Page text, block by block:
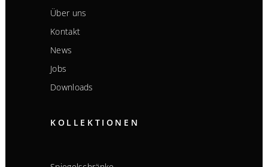
Über uns
Kontakt
News
Jobs
Downloads
KOLLEKTIONEN